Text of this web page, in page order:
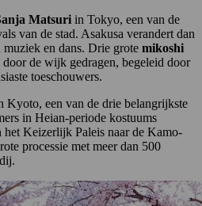
Matsuri in Tokyo, een van de
van de stad. Asakusa verandert dan
en dans. Drie grote mikoshi
de wijk gedragen, begeleid door
toeschouwers.
Kyoto, een van de drie belangrijkste
in Heian-periode kostuums
het Keizerlijk Paleis naar de Kamo-
processie met meer dan 500